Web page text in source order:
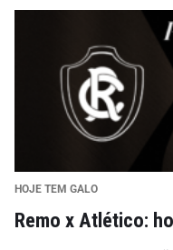
HOJE TEM GALO
Remo x Atlético: